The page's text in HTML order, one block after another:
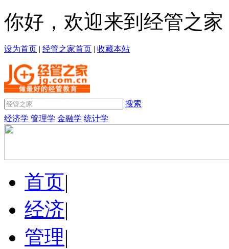
你好，欢迎来到经管之家
设为首页 | 经管之家首页 | 收藏本站
搜索
经济学 管理学 金融学 统计学
首页|
经济|
管理|